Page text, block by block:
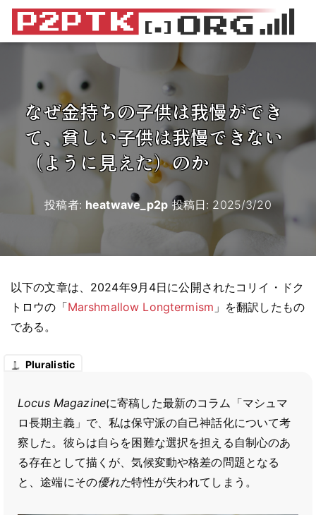
なぜ金持ちの子供は我慢ができ
て、貧しい子供は我慢できない
（ように見えた）のか
投稿者: heatwave_p2p 投稿日: 2025/3/20
以下の文章は、2024年9月4日に公開されたコリイ・ドク
トロウの「Marshmallow Longtermism 」を翻訳したもの
である。
Pluralistic
Locus Magazineに寄稿した最新のコラム「マシュマ
ロ長期主義」で、私は保守派の自己神話化について考
察した。彼らは自らを困難な選択を担える自制心のあ
る存在として描くが、気候変動や格差の問題となる
と、途端にその優れた特性が失われてしまう。